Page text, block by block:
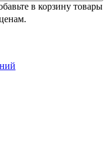
в корзину товары